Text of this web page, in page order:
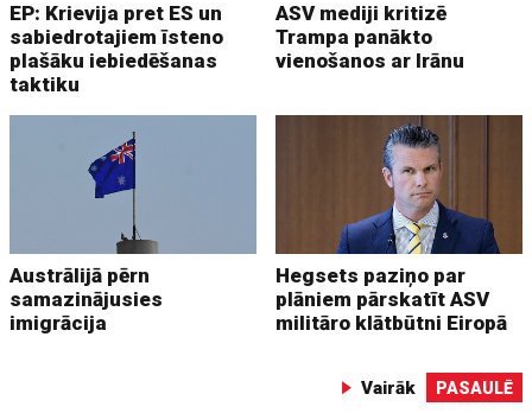
EP: Krievija pret ES un
sabiedrotajiem īsteno
plašāku iebiedēšanas
taktiku
ASV mediji kritizē
Trampa panākto
vienošanos ar Irānu
Austrālijā pērn
samazinājusies
imigrācija
Hegsets paziņo par
plāniem pārskatīt ASV
militāro klātbūtni Eiropā
Vairāk PASAULĒ